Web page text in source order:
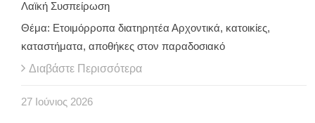
Λαϊκή Συσπείρωση
Θέμα: Ετοιμόρροπα διατηρητέα Αρχοντικά, κατοικίες,
καταστήματα, αποθήκες στον παραδοσιακό
Διαβάστε Περισσότερα
27 Ιούνιος 2026